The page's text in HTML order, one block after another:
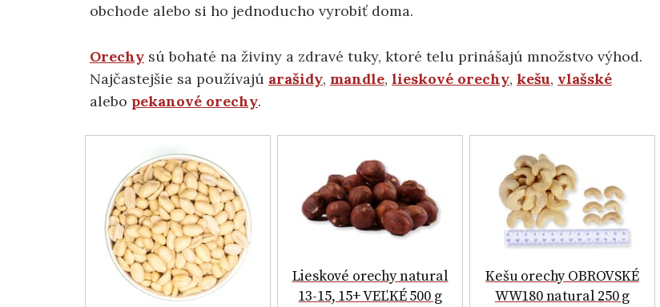
obchode alebo si ho jednoducho vyrobiť doma.
Orechy sú bohaté na živiny a zdravé tuky, ktoré telu prinášajú množstvo výhod.
Najčastejšie sa používajú arašidy, mandle, lieskové orechy, kešu, vlašské
alebo pekanové orechy.
Lieskové orechy natural
13-15, 15+ VEĽKÉ 500 g
Kešu orechy OBROVSKÉ
WW180 natural 250 g